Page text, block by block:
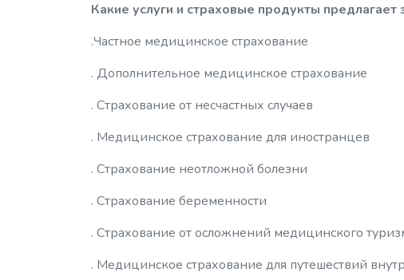
Какие услуги и страховые продукты
.Частное медицинское страхование
. Дополнительное медицинское страхование
. Страхование от несчастных случаев
. Медицинское страхование для иностранцев
. Страхование неотложной болезни
. Страхование беременности
. Страхование от осложнений медицинского
. Медицинское страхование для путешествий